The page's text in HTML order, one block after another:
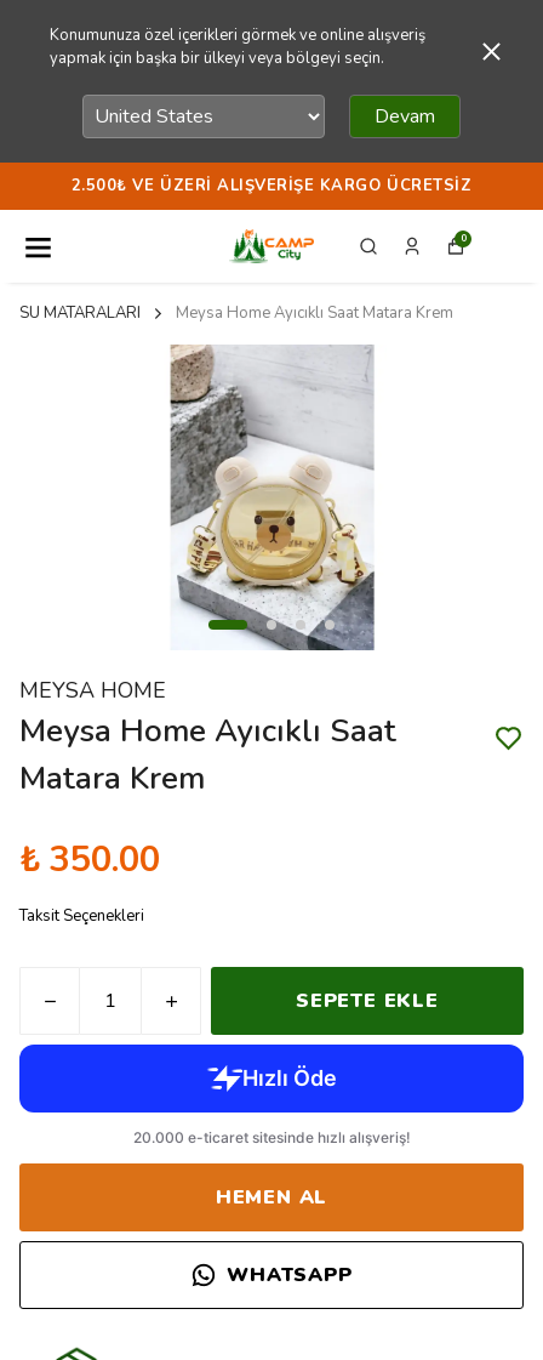
Konumunuza özel içerikleri görmek ve online alışveriş
yapmak için başka bir ülkeyi veya bölgeyi seçin.
Devam
2.500₺ VE ÜZERI ALIŞVERIŞE KARGO ÜCRETSIZ
0
SU MATARALARI Meysa Home Ayıcıklı Saat Matara Krem
MEYSA HOME
Meysa Home Ayıcıklı Saat
Matara Krem
₺ 350.00
Taksit Seçenekleri
SEPETE EKLE
HEMEN AL
WHATSAPP